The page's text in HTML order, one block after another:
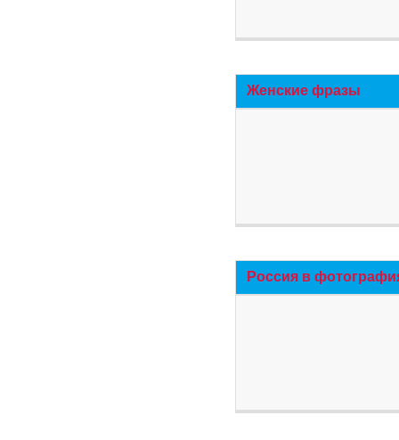
Женские фразы
Россия в